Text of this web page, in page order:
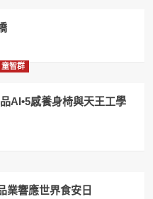
童智群
AI•5感養身椅與天王工學
業響應世界食安日